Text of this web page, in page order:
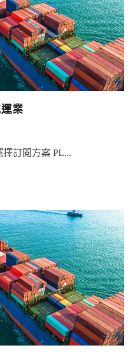
業
訂閱方案 PL...